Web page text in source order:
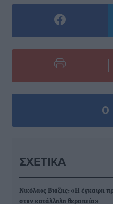
0
ΣΧΕΤΙΚΆ
Νικόλαος Βιάζης: «Η έγκαιρη
στην κατάλληλη θεραπεία»